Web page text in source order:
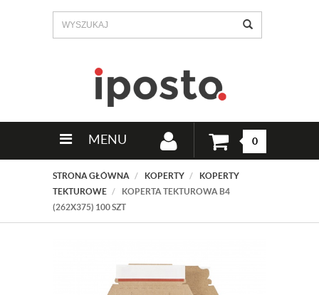
MENU 0
STRONA GŁÓWNA KOPERTY
KOPERTY
TEKTUROWE
KOPERTA TEKTUROWA B4
(262X375) 100 SZT